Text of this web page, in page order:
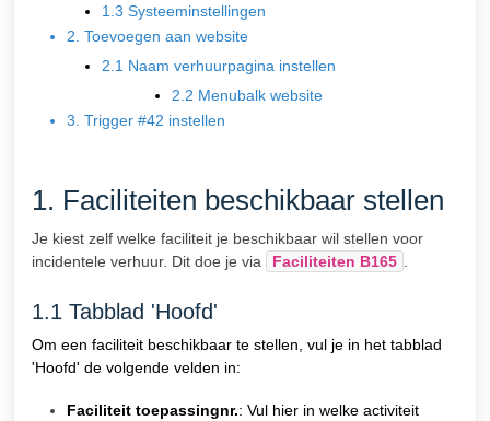
1.3 Systeeminstellingen
2. Toevoegen aan website
2.1 Naam verhuurpagina instellen
2.2 Menubalk website
3. Trigger #42 instellen
1. Faciliteiten beschikbaar stellen
Je kiest zelf welke faciliteit je beschikbaar wil stellen voor
incidentele verhuur. Dit doe je via
Faciliteiten B165
1.1 Tabblad 'Hoofd'
Om een faciliteit beschikbaar te stellen, vul je in het tabblad
'Hoofd' de volgende velden in:
Faciliteit toepassingnr.: Vul hier in welke activiteit